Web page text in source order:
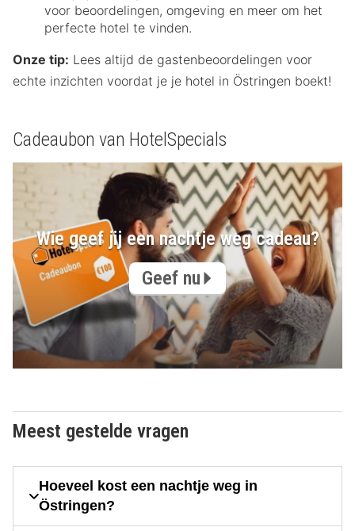
voor beoordelingen, omgeving en meer om het
perfecte hotel te vinden.
Onze tip: Lees altijd de gastenbeoordelingen voor
echte inzichten voordat je je hotel in Östringen boekt!
Cadeaubon van HotelSpecials
Wie geef jij een nachtje weg cadeau?
Geef nu
Meest gestelde vragen
Hoeveel kost een nachtje weg in
Östringen?